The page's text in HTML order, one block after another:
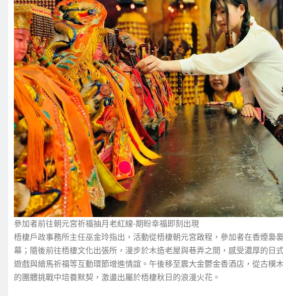
參加者前往朝元宮祈福抽月老紅線-期盼幸福即刻出現
梧棲戶政事務所主任巫金玲指出，活動從梧棲朝元宮啟程，參加者在香煙裊
幕；隨後前往梧棲文化出張所，漫步於木造老屋與巷弄之間，感受濃厚的日
遊戲與繪馬祈福等互動環節增進情誼。午後移至震大金鬱金香酒店，從古樸
的團體挑戰中培養默契，激盪出屬於梧棲秋日的浪漫火花。